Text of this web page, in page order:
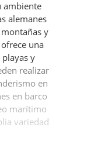
ambiente
alemanes
y
una
y
realizar
en
en barco
marítimo
variedad